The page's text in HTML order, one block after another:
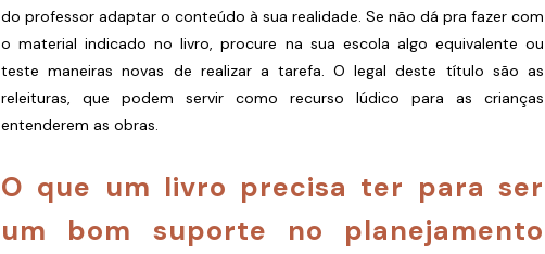
do professor adaptar o conteúdo à sua realidade. Se não dá pra fazer com
o material indicado no livro, procure na sua escola algo equivalente ou
teste maneiras novas de realizar a tarefa. O legal deste título são as
releituras, que podem servir como recurso lúdico para as crianças
entenderem as obras.
O que um livro precisa ter para ser
um bom suporte no planejamento